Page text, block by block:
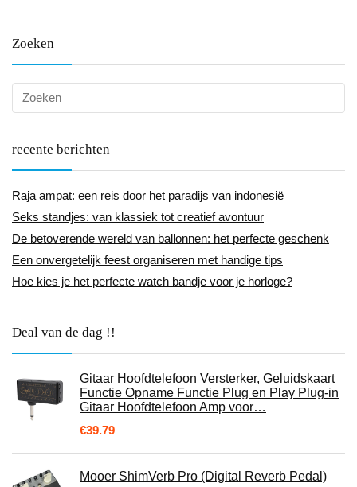
Zoeken
recente berichten
Raja ampat: een reis door het paradijs van indonesië
Seks standjes: van klassiek tot creatief avontuur
De betoverende wereld van ballonnen: het perfecte geschenk
Een onvergetelijk feest organiseren met handige tips
Hoe kies je het perfecte watch bandje voor je horloge?
Deal van de dag !!
Gitaar Hoofdtelefoon Versterker, Geluidskaart
Functie Opname Functie Plug en Play Plug-in
Gitaar Hoofdtelefoon Amp voor…
€39.79
Mooer ShimVerb Pro (Digital Reverb Pedal)